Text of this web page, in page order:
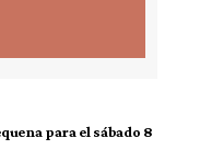
para el sábado 8